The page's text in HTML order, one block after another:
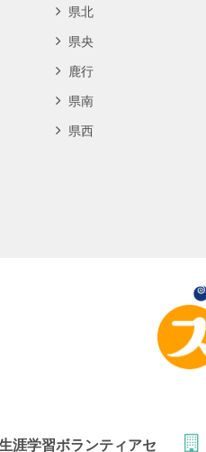
県北
県央
鹿行
県南
県西
涯学習ボランティアセ